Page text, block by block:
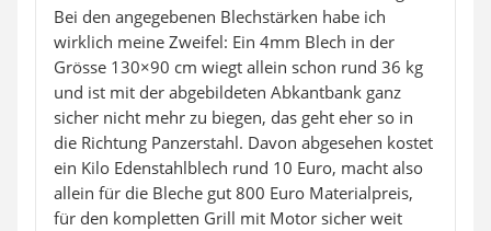
Bei den angegebenen Blechstärken habe ich
wirklich meine Zweifel: Ein 4mm Blech in der
Grösse 130×90 cm wiegt allein schon rund 36 kg
und ist mit der abgebildeten Abkantbank ganz
sicher nicht mehr zu biegen, das geht eher so in
die Richtung Panzerstahl. Davon abgesehen kostet
ein Kilo Edenstahlblech rund 10 Euro, macht also
allein für die Bleche gut 800 Euro Materialpreis,
für den kompletten Grill mit Motor sicher weit